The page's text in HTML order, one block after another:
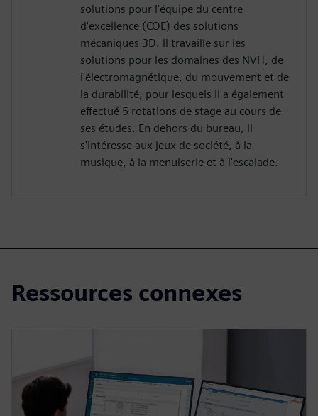
solutions pour l'équipe du centre
d'excellence (COE) des solutions
mécaniques 3D. Il travaille sur les
solutions pour les domaines des NVH, de
l'électromagnétique, du mouvement et de
la durabilité, pour lesquels il a également
effectué 5 rotations de stage au cours de
ses études. En dehors du bureau, il
s'intéresse aux jeux de société, à la
musique, à la menuiserie et à l'escalade.
Ressources connexes